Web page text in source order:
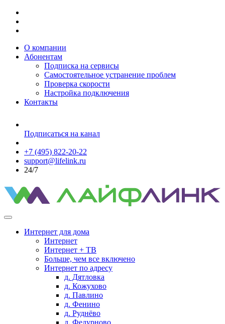
О компании
Абонентам
Подписка на сервисы
Самостоятельное устранение проблем
Проверка скорости
Настройка подключения
Контакты
Подписаться на канал
+7 (495) 822-20-22
support@lifelink.ru
24/7
Интернет для дома
Интернет
Интернет + ТВ
Больше, чем все включено
Интернет по адресу
д. Дятловка
д. Кожухово
д. Павлино
д. Фенино
д. Руднёво
д. Федурново